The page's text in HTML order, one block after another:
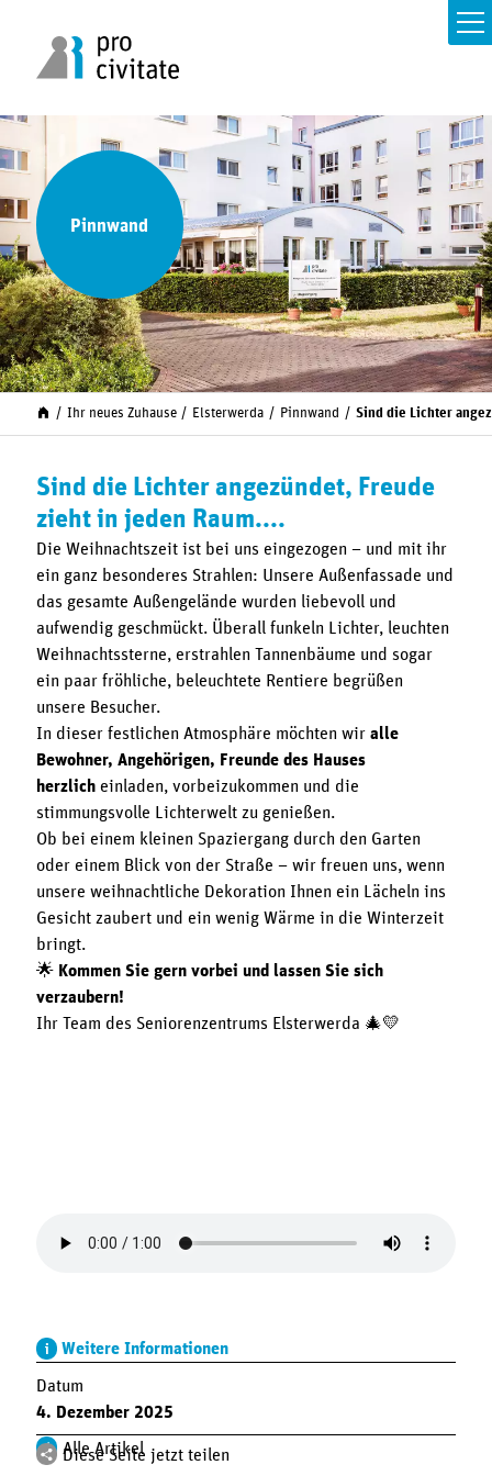
Pinnwand
Ihr neues Zuhause Elsterwerda Pinnwand Sind die Lichter
Sind die Lichter angezündet, Freude
zieht in jeden Raum....
Die Weihnachtszeit ist bei uns eingezogen – und mit ihr
ein ganz besonderes Strahlen: Unsere Außenfassade und
das gesamte Außengelände wurden liebevoll und
aufwendig geschmückt. Überall funkeln Lichter, leuchten
Weihnachtssterne, erstrahlen Tannenbäume und sogar
ein paar fröhliche, beleuchtete Rentiere begrüßen
unsere Besucher.
In dieser festlichen Atmosphäre möchten wir alle
Bewohner, Angehörigen, Freunde des Hauses
herzlicheinladen, vorbeizukommen und die
stimmungsvolle Lichterwelt zu genießen.
Ob bei einem kleinen Spaziergang durch den Garten
oder einem Blick von der Straße – wir freuen uns, wenn
unsere weihnachtliche Dekoration Ihnen ein Lächeln ins
Gesicht zaubert und ein wenig Wärme in die Winterzeit
bringt.
🌟 Kommen Sie gern vorbei und lassen Sie sich
verzaubern!
Ihr Team des Seniorenzentrums Elsterwerda 🎄💛
Weitere Informationen
Datum
4. Dezember 2025
Alle Artikel
Diese Seite jetzt teilen